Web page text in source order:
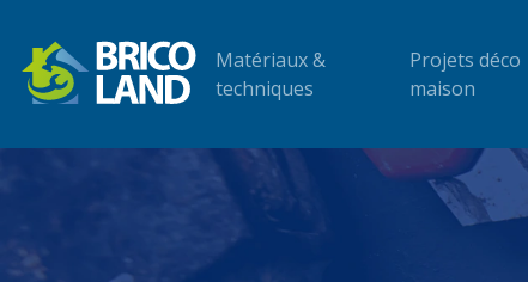
Matériaux &
techniques
Projets déco
maison